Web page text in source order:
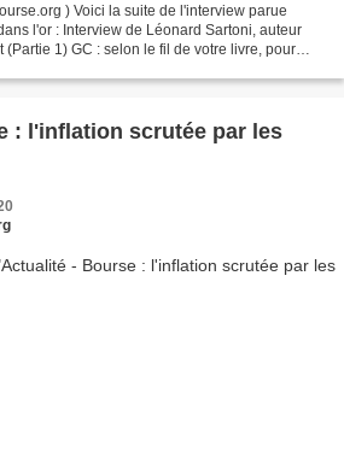
) Voici la suite de l'interview parue
l'or : Interview de Léonard Sartoni, auteur
1) GC : selon le fil de votre livre, pour
: l'inflation scrutée par les